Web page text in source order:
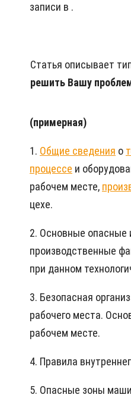
записи в .
Статья описывает
решить Вашу
(примерная)
1. Общие сведения о
процессе и
рабочем месте,
цехе.
2. Основные опасные
производственные
при данном
3. Безопасная
рабочего места.
рабочем месте.
4. Правила
5. Опасные зоны